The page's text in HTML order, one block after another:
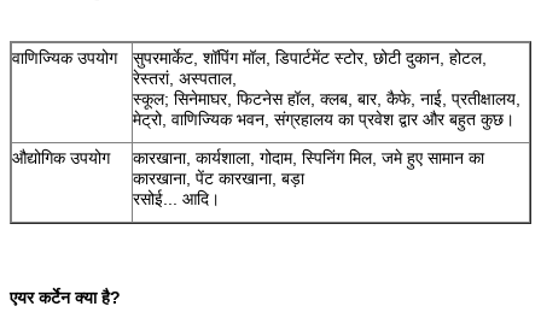
वाणिज्यिक उपयोग
सुपरमार्केट, शॉपिंग मॉल, डिपार्टमेंट स्टोर, छोटी दुकान, होटल,
रेस्तरां, अस्पताल,
स्कूल; सिनेमाघर, फिटनेस हॉल, क्लब, बार, कैफे, नाई, प्रतीक्षालय,
मेट्रो, वाणिज्यिक भवन, संग्रहालय का प्रवेश द्वार और बहुत कुछ।
औद्योगिक उपयोग
कारखाना, कार्यशाला, गोदाम, स्पिनिंग मिल, जमे हुए सामान का
कारखाना, पेंट कारखाना, बड़ा
रसोई... आदि।
एयर कर्टेन क्या है?